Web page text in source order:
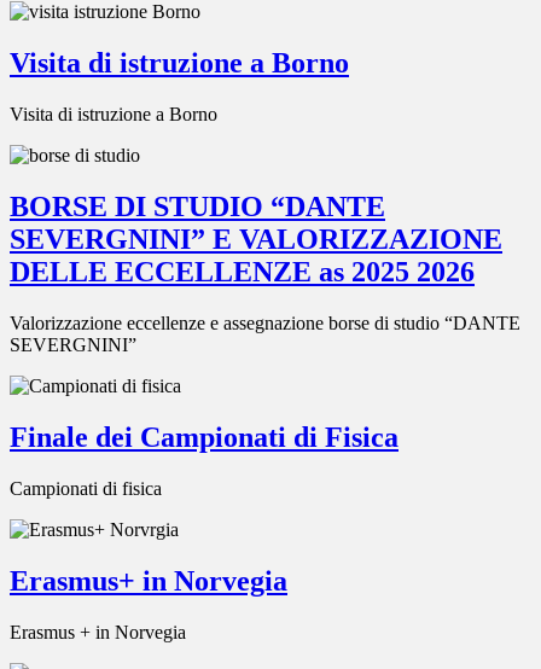
Visita di istruzione a Borno
Visita di istruzione a Borno
BORSE DI STUDIO “DANTE
SEVERGNINI” E VALORIZZAZIONE
DELLE ECCELLENZE as 2025 2026
Valorizzazione eccellenze e assegnazione borse di studio “DANTE
SEVERGNINI”
Finale dei Campionati di Fisica
Campionati di fisica
Erasmus+ in Norvegia
Erasmus + in Norvegia